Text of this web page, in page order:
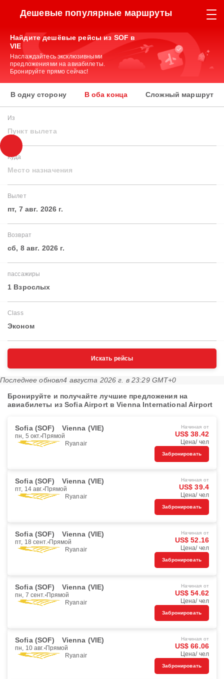
Дешевые популярные маршруты
Найдите дешёвые рейсы из SOF в
VIE
Наслаждайтесь эксклюзивными
предложениями на авиабилеты.
Бронируйте прямо сейчас!
В одну сторону В оба конца Сложный маршрут
Из
Пункт вылета
Куда
Место назначения
Вылет
пт, 7 авг. 2026 г.
Возврат
сб, 8 авг. 2026 г.
пассажиры
1 Взрослых
Class
Эконом
Искать рейсы
Последнее обновл4 августа 2026 г. в 23:29 GMT+0
Бронируйте и получайте лучшие предложения на
авиабилеты из Sofia Airport в Vienna International Airport
Sofia (SOF) Vienna (VIE)
пн, 5 окт. Прямой
Ryanair
Начиная от
US$ 38.42
Цена/ чел
Забронировать
Sofia (SOF) Vienna (VIE)
пт, 14 авг. Прямой
Ryanair
Начиная от
US$ 39.4
Цена/ чел
Забронировать
Sofia (SOF) Vienna (VIE)
пт, 18 сент. Прямой
Ryanair
Начиная от
US$ 52.16
Цена/ чел
Забронировать
Sofia (SOF) Vienna (VIE)
пн, 7 сент. Прямой
Ryanair
Начиная от
US$ 54.62
Цена/ чел
Забронировать
Sofia (SOF) Vienna (VIE)
пн, 10 авг. Прямой
Ryanair
Начиная от
US$ 66.06
Цена/ чел
Забронировать